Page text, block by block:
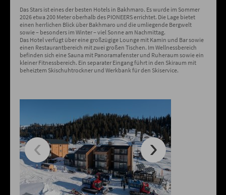
Das Stars ist eines der besten Hotels in Bakhmaro. Es wurde im Sommer
2026 etwa 200 Meter oberhalb des PIONEERS errichtet. Die Lage bietet
einen herrlichen Blick über Bakhmaro und die umliegende Bergwelt
sowie – besonders im Winter – viel Sonne am Nachmittag.
Das Hotel verfügt über eine großzügige Lounge mit Kamin und Bar sowie
einen Restaurantbereich mit zwei großen Tischen. Im Wellnessbereich
befinden sich eine Sauna mit Panoramafenster und Ruheraum sowie ein
kleiner Fitnessbereich. Ein separater Eingang führt in den Skiraum mit
beheiztem Skischuhtrockner und Werkbank für den Skiservice.